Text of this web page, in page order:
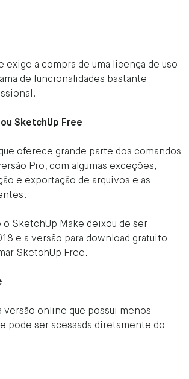
exige a compra de uma licença de uso
de funcionalidades bastante
SketchUp Free
oferece grande parte dos comandos
Pro, com algumas exceções,
e exportação de arquivos e as
o SketchUp Make deixou de ser
e a versão para download gratuito
SketchUp Free.
versão online que possui menos
pode ser acessada diretamente do